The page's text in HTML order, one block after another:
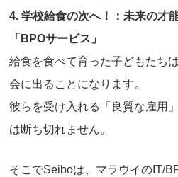
4. 学校給食の次へ！：未来の才
「BPOサービス」
給食を食べて育った子どもたち
会に出ることになります。
彼らを受け入れる「良質な雇用
は断ち切れません。
そこでSeiboは、マラウイのIT/